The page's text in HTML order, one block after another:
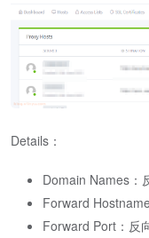
Details：
Domain Names：
Forward
Forward Port：反